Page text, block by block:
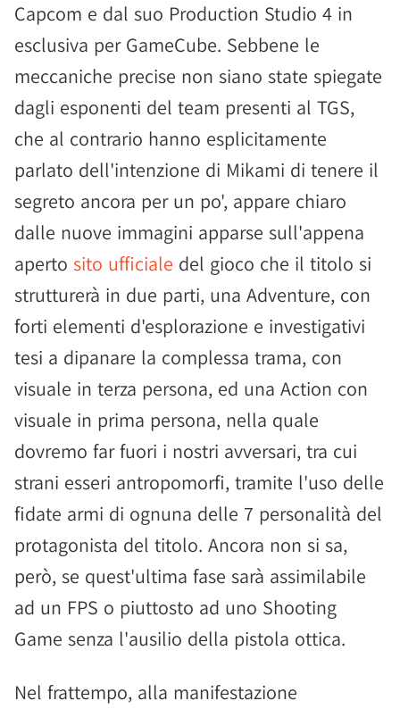
Capcom e dal suo Production Studio 4 in
esclusiva per GameCube. Sebbene le
meccaniche precise non siano state spiegate
dagli esponenti del team presenti al TGS,
che al contrario hanno esplicitamente
parlato dell'intenzione di Mikami di tenere il
segreto ancora per un po', appare chiaro
dalle nuove immagini apparse sull'appena
aperto sito ufficiale del gioco che il titolo si
strutturerà in due parti, una Adventure, con
forti elementi d'esplorazione e investigativi
tesi a dipanare la complessa trama, con
visuale in terza persona, ed una Action con
visuale in prima persona, nella quale
dovremo far fuori i nostri avversari, tra cui
strani esseri antropomorfi, tramite l'uso delle
fidate armi di ognuna delle 7 personalità del
protagonista del titolo. Ancora non si sa,
però, se quest'ultima fase sarà assimilabile
ad un FPS o piuttosto ad uno Shooting
Game senza l'ausilio della pistola ottica.
Nel frattempo, alla manifestazione